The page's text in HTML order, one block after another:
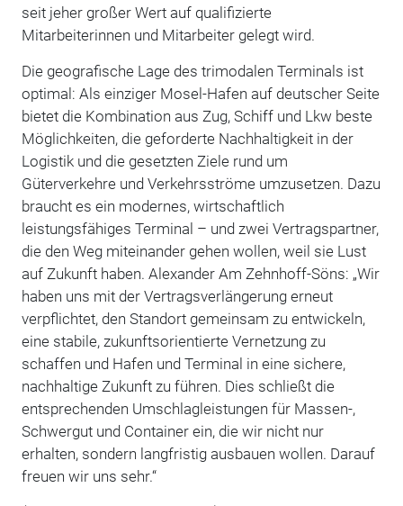
seit jeher großer Wert auf qualifizierte
Mitarbeiterinnen und Mitarbeiter gelegt wird.
Die geografische Lage des trimodalen Terminals ist
optimal: Als einziger Mosel-Hafen auf deutscher Seite
bietet die Kombination aus Zug, Schiff und Lkw beste
Möglichkeiten, die geforderte Nachhaltigkeit in der
Logistik und die gesetzten Ziele rund um
Güterverkehre und Verkehrsströme umzusetzen. Dazu
braucht es ein modernes, wirtschaftlich
leistungsfähiges Terminal – und zwei Vertragspartner,
die den Weg miteinander gehen wollen, weil sie Lust
auf Zukunft haben. Alexander Am Zehnhoff-Söns: „Wir
haben uns mit der Vertragsverlängerung erneut
verpflichtet, den Standort gemeinsam zu entwickeln,
eine stabile, zukunftsorientierte Vernetzung zu
schaffen und Hafen und Terminal in eine sichere,
nachhaltige Zukunft zu führen. Dies schließt die
entsprechenden Umschlagleistungen für Massen-,
Schwergut und Container ein, die wir nicht nur
erhalten, sondern langfristig ausbauen wollen. Darauf
freuen wir uns sehr.“